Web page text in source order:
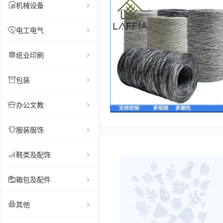
机械设备
电工电气
纸业印刷
包装
办公文教
服装服饰
鞋类及配饰
箱包及配件
其他